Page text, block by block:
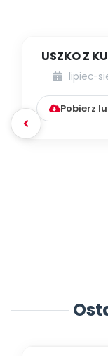
USZKO Z
lipiec-
Pobierz